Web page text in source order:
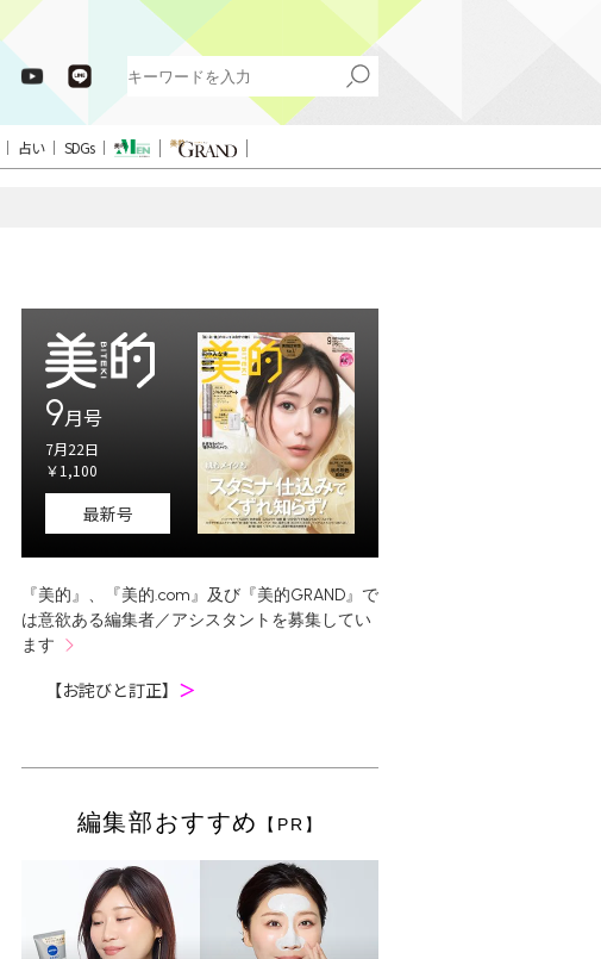
占い SDGs
9月号
7月22日
￥1,100
最新号
『美的』、『美的.com』及び『美的GRAND』で
は意欲ある編集者／アシスタントを募集してい
ます
【お詫びと訂正】 ＞
編集部おすすめ 【PR】